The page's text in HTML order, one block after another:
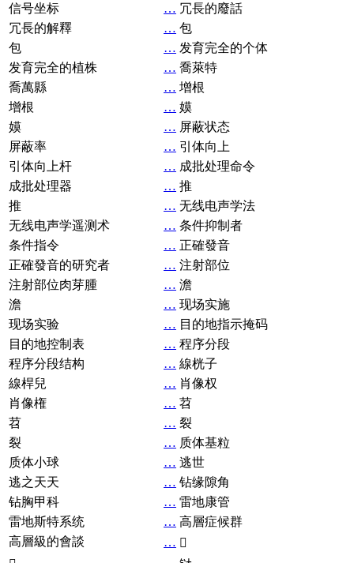
信号坐标
… 冗長的廢話
冗長的解釋
… 包
包
… 发育完全的个体
发育完全的植株
… 喬萊特
喬萬縣
… 增根
增根
… 嫫
嫫
… 屏蔽状态
屏蔽率
… 引体向上
引体向上杆
… 成批处理命令
成批处理器
… 推
推
… 无线电声学法
无线电声学遥测术
… 条件抑制者
条件指令
… 正確發音
正確發音的研究者
… 注射部位
注射部位肉芽腫
… 澹
澹
… 现场实施
现场实验
… 目的地指示掩码
目的地控制表
… 程序分段
程序分段结构
… 線桄子
線桿兒
… 肖像权
肖像権
… 苕
苕
… 裂
裂
… 质体基粒
质体小球
… 逃世
逃之天天
… 钻缘隙角
钻胸甲科
… 雷地康管
雷地斯特系统
… 高層症候群
高層級的會談
… 𧘞